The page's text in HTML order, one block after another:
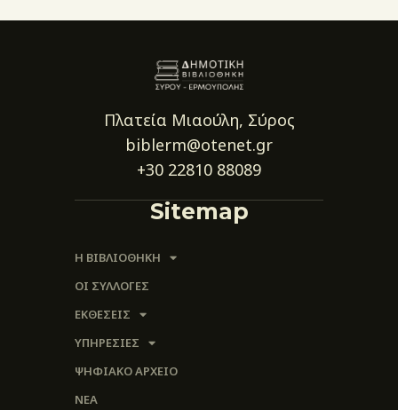
Πλατεία Μιαούλη, Σύρος
biblerm@otenet.gr
+30 22810 88089
Sitemap
Η ΒΙΒΛΙΟΘΗΚΗ
ΟΙ ΣΥΛΛΟΓΈΣ
ΕΚΘΕΣΕΙΣ
ΥΠΗΡΕΣΙΕΣ
ΨΗΦΙΑΚΌ ΑΡΧΕΊΟ
ΝΕΑ